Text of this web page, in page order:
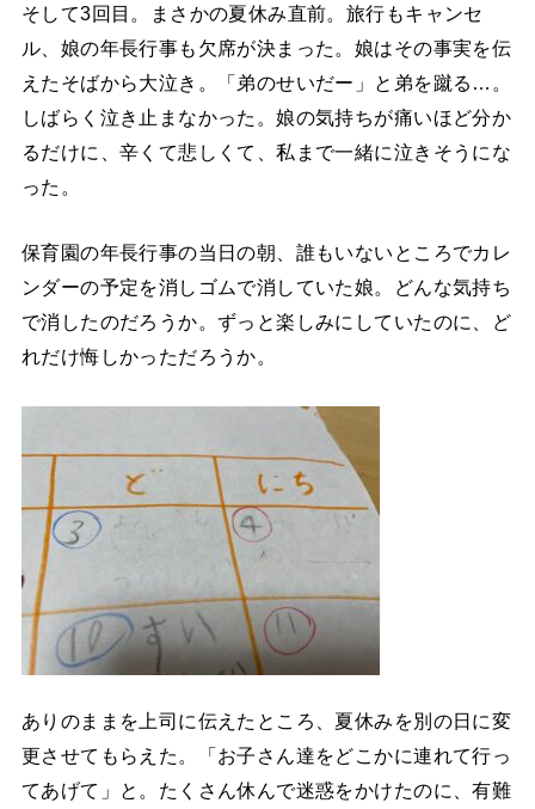
そして3回目。まさかの夏休み直前。旅行もキャンセ
ル、娘の年長行事も欠席が決まった。娘はその事実を伝
えたそばから大泣き。「弟のせいだー」と弟を蹴る…。
しばらく泣き止まなかった。娘の気持ちが痛いほど分か
るだけに、辛くて悲しくて、私まで一緒に泣きそうにな
った。
保育園の年長行事の当日の朝、誰もいないところでカレ
ンダーの予定を消しゴムで消していた娘。どんな気持ち
で消したのだろうか。ずっと楽しみにしていたのに、ど
れだけ悔しかっただろうか。
ありのままを上司に伝えたところ、夏休みを別の日に変
更させてもらえた。「お子さん達をどこかに連れて行っ
てあげて」と。たくさん休んで迷惑をかけたのに、有難